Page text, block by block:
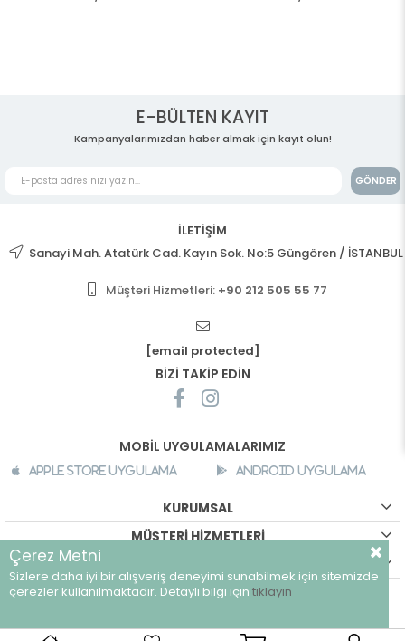
E-BÜLTEN KAYIT
Kampanyalarımızdan haber almak için kayıt olun!
GÖNDER
İLETİŞİM
Sanayi Mah. Atatürk Cad. Kayın Sok. No:5 Güngören / İSTANBUL
Müşteri Hizmetleri: +90 212 505 55 77
[email protected]
BİZİ TAKİP EDİN
MOBİL UYGULAMALARIMIZ
Apple Store Uygulama Android Uygulama
KURUMSAL
MÜŞTERİ HİZMETLERİ
©breeze.com.tr - Tüm hakları saklıdır.
Çerez Metni
Sizlere daha iyi bir alışveriş deneyimi sunabilmek için sitemizde
çerezler kullanılmaktadır. Detaylı bilgi için tıklayın